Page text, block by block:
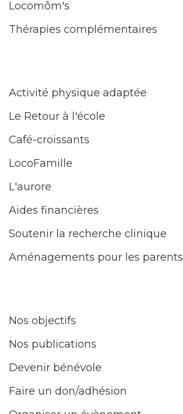
Locomôm's
Thérapies complémentaires
Activité physique adaptée
Le Retour à l'école
Café-croissants
LocoFamille
L'aurore
Aides financières
Soutenir la recherche clinique
Aménagements pour les parents
Nos objectifs
Nos publications
Devenir bénévole
Faire un don/adhésion